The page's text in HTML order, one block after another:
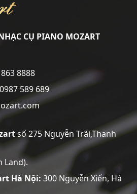
CỤ PIANO MOZART
8888
0987 589 689
số 275 Nguyễn Trãi,Thanh
Land).
Hà Nội: 300 Nguyễn Xiển, Hà